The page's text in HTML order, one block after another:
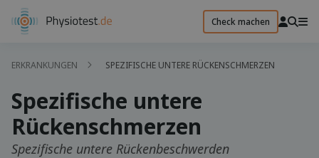
Check machen
ERKRANKUNGEN SPEZIFISCHE UNTERE RÜCKENSCHMERZEN
Spezifische untere
Rückenschmerzen
Spezifische untere Rückenbeschwerden